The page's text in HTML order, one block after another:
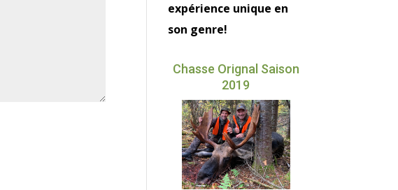
expérience unique en
son genre!
Chasse Orignal Saison
2019